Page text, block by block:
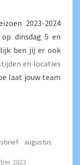
2023-2024
dinsdag 5 en
ben jij er ook
en locaties
laat jouw team
augustus
2023